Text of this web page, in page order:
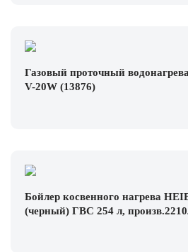
Газовый проточный
V-20W (13876)
Бойлер косвенного нагрева
(черный) ГВС 254 л,